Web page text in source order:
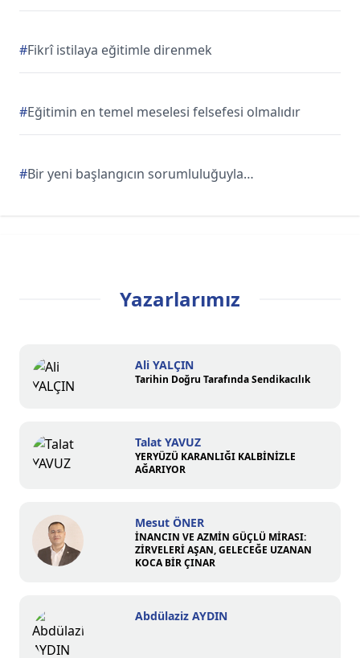
#Fikrî istilaya eğitimle direnmek
#Eğitimin en temel meselesi felsefesi olmalıdır
#Bir yeni başlangıcın sorumluluğuyla…
Yazarlarımız
Ali YALÇIN
Tarihin Doğru Tarafında Sendikacılık
Talat YAVUZ
YERYÜZÜ KARANLIĞI KALBİNİZLE
AĞARIYOR
Mesut ÖNER
İNANCIN VE AZMİN GÜÇLÜ MİRASI:
ZİRVELERİ AŞAN, GELECEĞE UZANAN
KOCA BİR ÇINAR
Abdülaziz AYDIN